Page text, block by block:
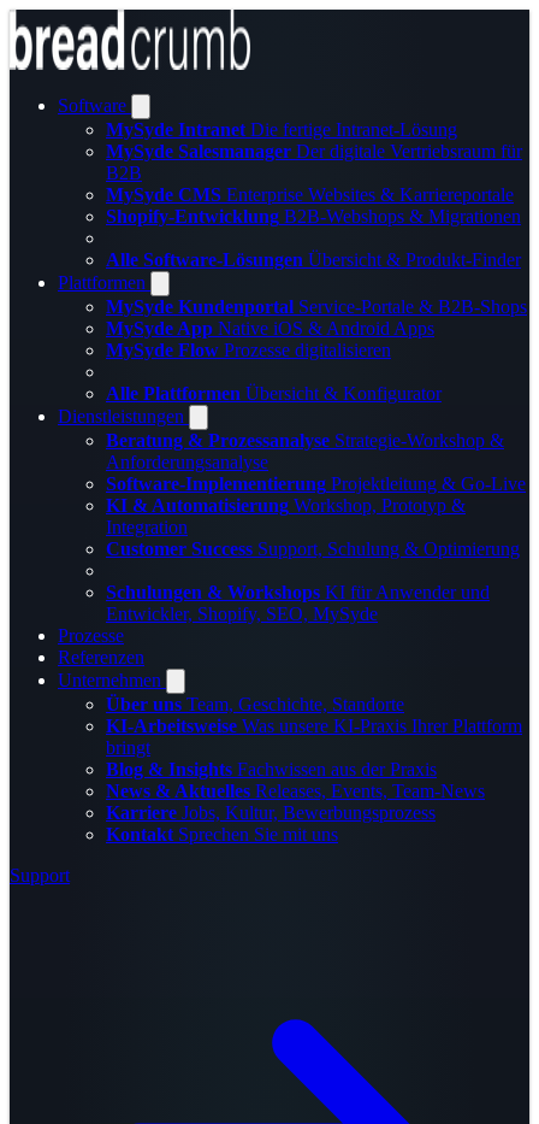
Software
MySyde Intranet Die fertige Intranet-Lösung
MySyde Salesmanager Der digitale Vertriebsraum für
B2B
MySyde CMS Enterprise Websites & Karriereportale
Shopify-Entwicklung B2B-Webshops & Migrationen
Alle Software-Lösungen Übersicht & Produkt-Finder
Plattformen
MySyde Kundenportal Service-Portale & B2B-Shops
MySyde App Native iOS & Android Apps
MySyde Flow Prozesse digitalisieren
Alle Plattformen Übersicht & Konfigurator
Dienstleistungen
Beratung & Prozessanalyse Strategie-Workshop &
Anforderungsanalyse
Software-Implementierung Projektleitung & Go-Live
KI & Automatisierung Workshop, Prototyp &
Integration
Customer Success Support, Schulung & Optimierung
Schulungen & Workshops KI für Anwender und
Entwickler, Shopify, SEO, MySyde
Prozesse
Referenzen
Unternehmen
Über uns Team, Geschichte, Standorte
KI-Arbeitsweise Was unsere KI-Praxis Ihrer Plattform
bringt
Blog & Insights Fachwissen aus der Praxis
News & Aktuelles Releases, Events, Team-News
Karriere Jobs, Kultur, Bewerbungsprozess
Kontakt Sprechen Sie mit uns
Support